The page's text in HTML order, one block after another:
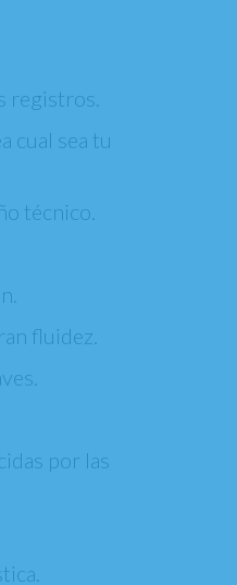
registros.
cual sea tu
técnico.
fluidez.
por las